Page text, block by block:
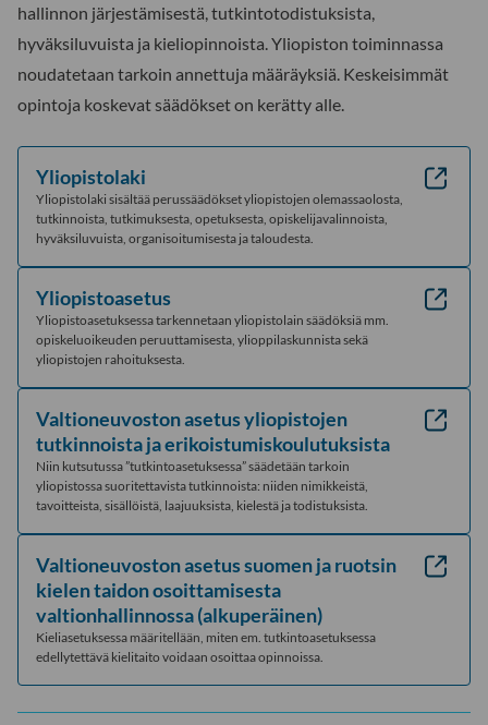
hallinnon järjestämisestä, tutkintotodistuksista,
hyväksiluvuista ja kieliopinnoista. Yliopiston toiminnassa
noudatetaan tarkoin annettuja määräyksiä. Keskeisimmät
opintoja koskevat säädökset on kerätty alle.
Yliopistolaki
Yliopistolaki sisältää perussäädökset yliopistojen olemassaolosta,
tutkinnoista, tutkimuksesta, opetuksesta, opiskelijavalinnoista,
hyväksiluvuista, organisoitumisesta ja taloudesta.
Yliopistoasetus
Yliopistoasetuksessa tarkennetaan yliopistolain säädöksiä mm.
opiskeluoikeuden peruuttamisesta, ylioppilaskunnista sekä
yliopistojen rahoituksesta.
Valtioneuvoston asetus yliopistojen
tutkinnoista ja erikoistumiskoulutuksista
Niin kutsutussa ”tutkintoasetuksessa” säädetään tarkoin
yliopistossa suoritettavista tutkinnoista: niiden nimikkeistä,
tavoitteista, sisällöistä, laajuuksista, kielestä ja todistuksista.
Valtioneuvoston asetus suomen ja ruotsin
kielen taidon osoittamisesta
valtionhallinnossa (alkuperäinen)
Kieliasetuksessa määritellään, miten em. tutkintoasetuksessa
edellytettävä kielitaito voidaan osoittaa opinnoissa.